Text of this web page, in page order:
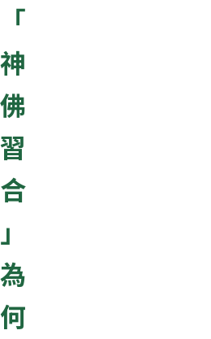
「
神
佛
習
合
」
為
何